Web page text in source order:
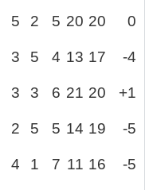
5 2 5 20 20 0
3 5 4 13 17 -4
3 3 6 21 20 +1
2 5 5 14 19 -5
4 1 7 11 16 -5